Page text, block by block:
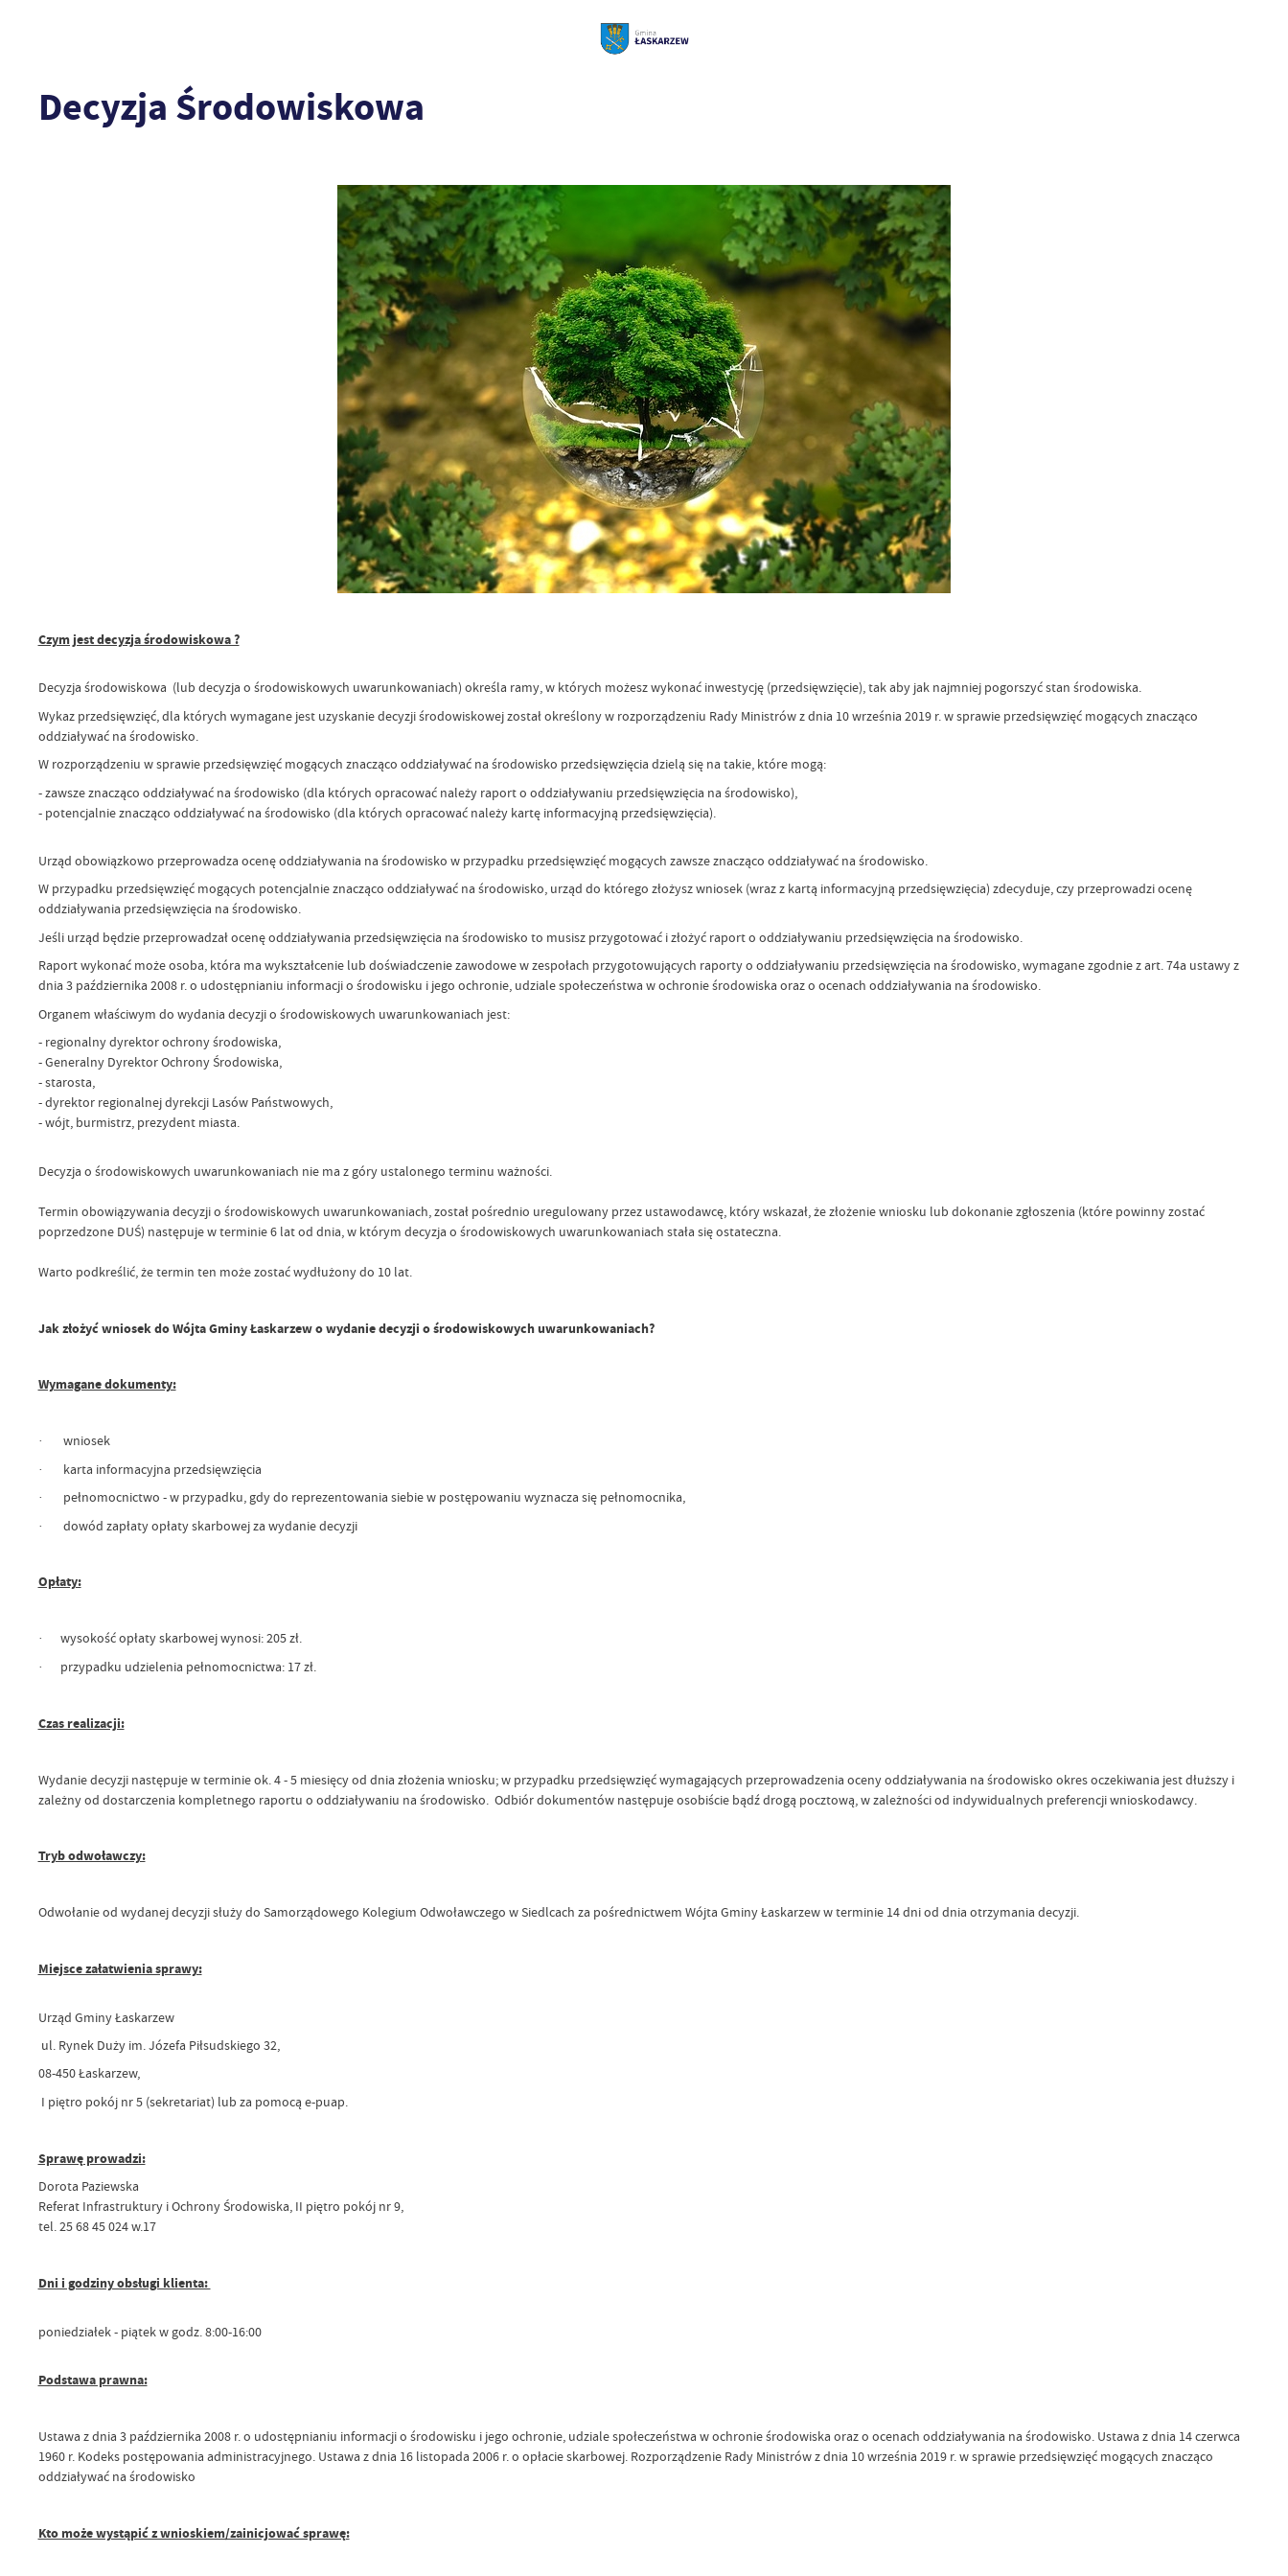
Decyzja Środowiskowa
Czym jest decyzja środowiskowa ?
Decyzja środowiskowa (lub decyzja o środowiskowych uwarunkowaniach) określa ramy, w których możesz wykonać inwestycję (przedsięwzięcie), tak aby jak najmniej pogorszyć stan środowiska.
Wykaz przedsięwzięć, dla których wymagane jest uzyskanie decyzji środowiskowej został określony w rozporządzeniu Rady Ministrów z dnia 10 września 2019 r. w sprawie przedsięwzięć mogących znacząco
oddziaływać na środowisko.
W rozporządzeniu w sprawie przedsięwzięć mogących znacząco oddziaływać na środowisko przedsięwzięcia dzielą się na takie, które mogą:
- zawsze znacząco oddziaływać na środowisko (dla których opracować należy raport o oddziaływaniu przedsięwzięcia na środowisko),
- potencjalnie znacząco oddziaływać na środowisko (dla których opracować należy kartę informacyjną przedsięwzięcia).
Urząd obowiązkowo przeprowadza ocenę oddziaływania na środowisko w przypadku przedsięwzięć mogących zawsze znacząco oddziaływać na środowisko.
W przypadku przedsięwzięć mogących potencjalnie znacząco oddziaływać na środowisko, urząd do którego złożysz wniosek (wraz z kartą informacyjną przedsięwzięcia) zdecyduje, czy przeprowadzi ocenę
oddziaływania przedsięwzięcia na środowisko.
Jeśli urząd będzie przeprowadzał ocenę oddziaływania przedsięwzięcia na środowisko to musisz przygotować i złożyć raport o oddziaływaniu przedsięwzięcia na środowisko.
Raport wykonać może osoba, która ma wykształcenie lub doświadczenie zawodowe w zespołach przygotowujących raporty o oddziaływaniu przedsięwzięcia na środowisko, wymagane zgodnie z art. 74a ustawy z
dnia 3 października 2008 r. o udostępnianiu informacji o środowisku i jego ochronie, udziale społeczeństwa w ochronie środowiska oraz o ocenach oddziaływania na środowisko.
Organem właściwym do wydania decyzji o środowiskowych uwarunkowaniach jest:
- regionalny dyrektor ochrony środowiska,
- Generalny Dyrektor Ochrony Środowiska,
- starosta,
- dyrektor regionalnej dyrekcji Lasów Państwowych,
- wójt, burmistrz, prezydent miasta.
Decyzja o środowiskowych uwarunkowaniach nie ma z góry ustalonego terminu ważności.
Termin obowiązywania decyzji o środowiskowych uwarunkowaniach, został pośrednio uregulowany przez ustawodawcę, który wskazał, że złożenie wniosku lub dokonanie zgłoszenia (które powinny zostać
poprzedzone DUŚ) następuje w terminie 6 lat od dnia, w którym decyzja o środowiskowych uwarunkowaniach stała się ostateczna.
Warto podkreślić, że termin ten może zostać wydłużony do 10 lat.
Jak złożyć wniosek do Wójta Gminy Łaskarzew o wydanie decyzji o środowiskowych uwarunkowaniach?
Wymagane dokumenty:
· wniosek
· karta informacyjna przedsięwzięcia
· pełnomocnictwo - w przypadku, gdy do reprezentowania siebie w postępowaniu wyznacza się pełnomocnika,
· dowód zapłaty opłaty skarbowej za wydanie decyzji
Opłaty:
· wysokość opłaty skarbowej wynosi: 205 zł.
· przypadku udzielenia pełnomocnictwa: 17 zł.
Czas realizacji:
Wydanie decyzji następuje w terminie ok. 4 - 5 miesięcy od dnia złożenia wniosku; w przypadku przedsięwzięć wymagających przeprowadzenia oceny oddziaływania na środowisko okres oczekiwania jest dłuższy i
zależny od dostarczenia kompletnego raportu o oddziaływaniu na środowisko. Odbiór dokumentów następuje osobiście bądź drogą pocztową, w zależności od indywidualnych preferencji wnioskodawcy.
Tryb odwoławczy:
Odwołanie od wydanej decyzji służy do Samorządowego Kolegium Odwoławczego w Siedlcach za pośrednictwem Wójta Gminy Łaskarzew w terminie 14 dni od dnia otrzymania decyzji.
Miejsce załatwienia sprawy:
Urząd Gminy Łaskarzew
ul. Rynek Duży im. Józefa Piłsudskiego 32,
08-450 Łaskarzew,
I piętro pokój nr 5 (sekretariat) lub za pomocą e-puap.
Sprawę prowadzi:
Dorota Paziewska
Referat Infrastruktury i Ochrony Środowiska, II piętro pokój nr 9,
tel. 25 68 45 024 w.17
Dni i godziny obsługi klienta:
poniedziałek - piątek w godz. 8:00-16:00
Podstawa prawna:
Ustawa z dnia 3 października 2008 r. o udostępnianiu informacji o środowisku i jego ochronie, udziale społeczeństwa w ochronie środowiska oraz o ocenach oddziaływania na środowisko. Ustawa z dnia 14 czerwca
1960 r. Kodeks postępowania administracyjnego. Ustawa z dnia 16 listopada 2006 r. o opłacie skarbowej. Rozporządzenie Rady Ministrów z dnia 10 września 2019 r. w sprawie przedsięwzięć mogących znacząco
oddziaływać na środowisko
Kto może wystąpić z wnioskiem/zainicjować sprawę: